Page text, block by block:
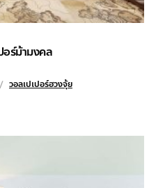
อร์ม้ามงคล
วอลเปเปอร์ฮวงจุ้ย